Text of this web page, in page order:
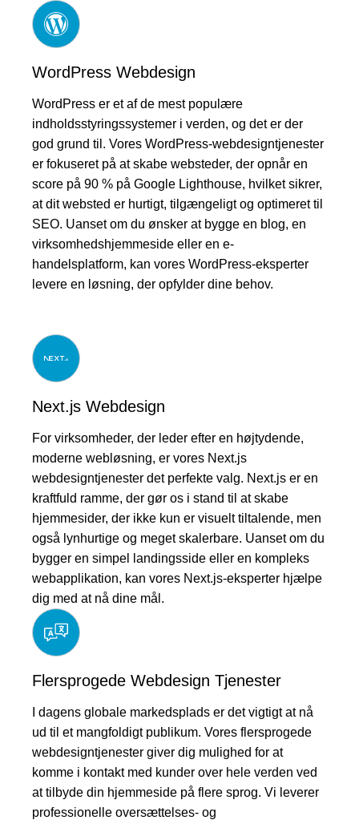
WordPress Webdesign
WordPress er et af de mest populære
indholdsstyringssystemer i verden, og det er der
god grund til. Vores WordPress-webdesigntjenester
er fokuseret på at skabe websteder, der opnår en
score på 90 % på Google Lighthouse, hvilket sikrer,
at dit websted er hurtigt, tilgængeligt og optimeret til
SEO. Uanset om du ønsker at bygge en blog, en
virksomhedshjemmeside eller en e-
handelsplatform, kan vores WordPress-eksperter
levere en løsning, der opfylder dine behov.
Next.js Webdesign
For virksomheder, der leder efter en højtydende,
moderne webløsning, er vores Next.js
webdesigntjenester det perfekte valg. Next.js er en
kraftfuld ramme, der gør os i stand til at skabe
hjemmesider, der ikke kun er visuelt tiltalende, men
også lynhurtige og meget skalerbare. Uanset om du
bygger en simpel landingsside eller en kompleks
webapplikation, kan vores Next.js-eksperter hjælpe
dig med at nå dine mål.
Flersprogede Webdesign Tjenester
I dagens globale markedsplads er det vigtigt at nå
ud til et mangfoldigt publikum. Vores flersprogede
webdesigntjenester giver dig mulighed for at
komme i kontakt med kunder over hele verden ved
at tilbyde din hjemmeside på flere sprog. Vi leverer
professionelle oversættelses- og